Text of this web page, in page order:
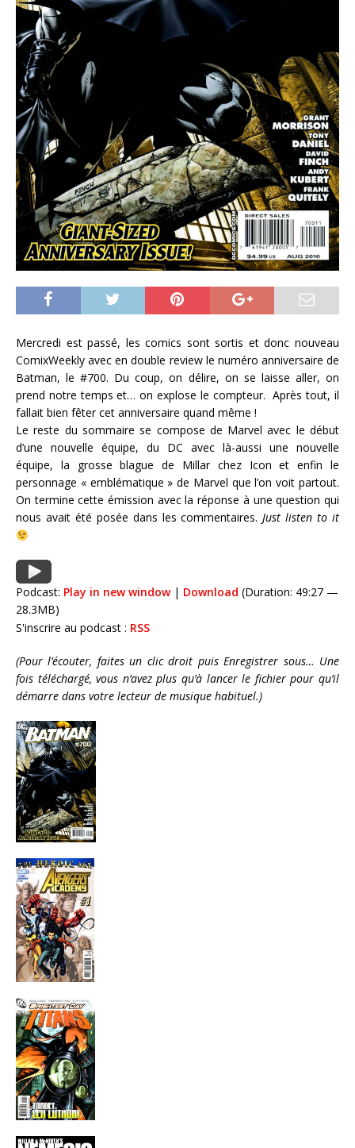
Mercredi est passé, les comics sont sortis et donc nouveau
ComixWeekly avec en double review le numéro anniversaire de
Batman, le #700. Du coup, on délire, on se laisse aller, on
prend notre temps et… on explose le compteur. Après tout, il
fallait bien fêter cet anniversaire quand même !
Le reste du sommaire se compose de Marvel avec le début
d’une nouvelle équipe, du DC avec là-aussi une nouvelle
équipe, la grosse blague de Millar chez Icon et enfin le
personnage « emblématique » de Marvel que l’on voit partout.
On termine cette émission avec la réponse à une question qui
nous avait été posée dans les commentaires.Just listen to it
Podcast: Play in new window| Download (Duration: 49:27 —
28.3MB)
S'inscrire au podcast : RSS
(Pour l’écouter, faites un clic droit puis Enregistrer sous… Une
fois téléchargé, vous n’avez plus qu’à lancer le fichier pour qu’il
démarre dans votre lecteur de musique habituel.)